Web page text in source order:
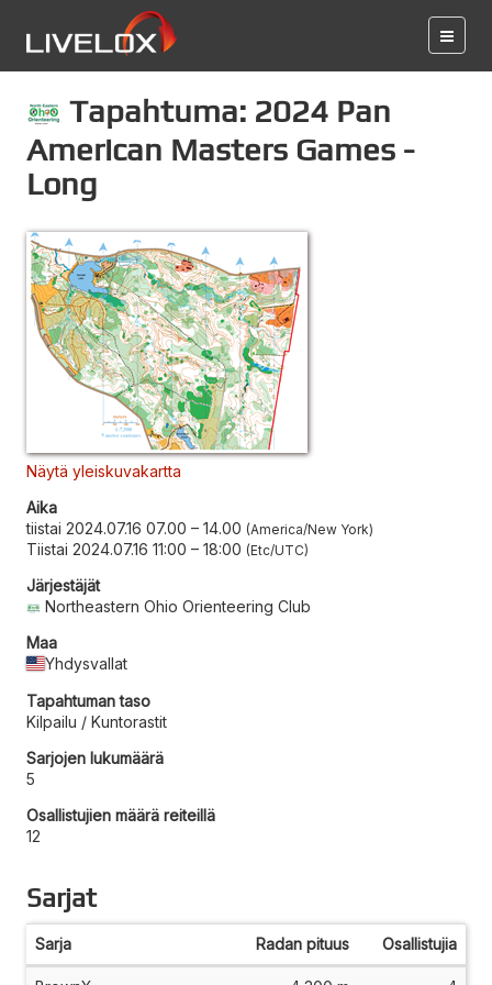
Tapahtuma: 2024 Pan
American Masters Games -
Long
Näytä yleiskuvakartta
Aika
tiistai 2024.07.16 07.00 – 14.00 America/New York
Tiistai 2024.07.16 11:00 – 18:00 Etc/UTC
Järjestäjät
Northeastern Ohio Orienteering Club
Maa
Yhdysvallat
Tapahtuman taso
Kilpailu / Kuntorastit
Sarjojen lukumäärä
5
Osallistujien määrä reiteillä
12
Sarjat
Sarja Radan pituus Osallistujia